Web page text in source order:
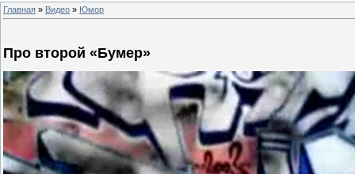
Главная » Видео » Юмор
Про второй «Бумер»